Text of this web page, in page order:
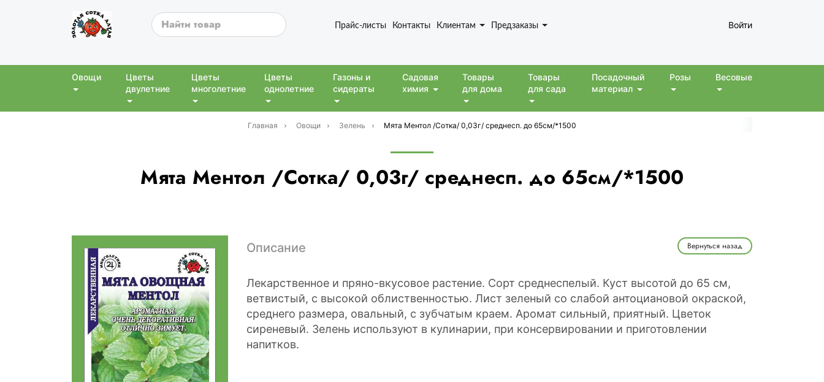
Прайс-листы Контакты Клиентам Предзаказы Войти
Овощи
Цветы
двулетние
Цветы
многолетние
Цветы
однолетние
Газоны и
сидераты
Садовая
химия
Товары
для дома
Товары
для сада
Посадочный
материал
Розы Весовые
Главная Овощи Зелень Мята Ментол /Сотка/ 0,03г/ среднесп. до 65см/*1500
Мята Ментол /Сотка/ 0,03г/ среднесп. до 65см/*1500
Вернуться назад
Описание
Лекарственное и пряно-вкусовое растение. Сорт среднеспелый. Куст высотой до 65 см,
ветвистый, с высокой облиственностью. Лист зеленый со слабой антоциановой окраской,
среднего размера, овальный, с зубчатым краем. Аромат сильный, приятный. Цветок
сиреневый. Зелень используют в кулинарии, при консервировании и приготовлении
напитков.